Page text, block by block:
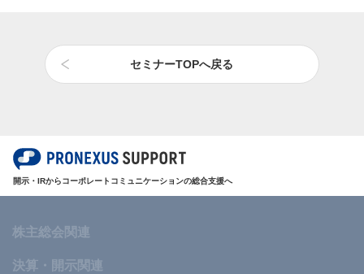
セミナーTOPへ戻る
開示・IRからコーポレートコミュニケーションの総合支援へ
株主総会関連
決算・開示関連